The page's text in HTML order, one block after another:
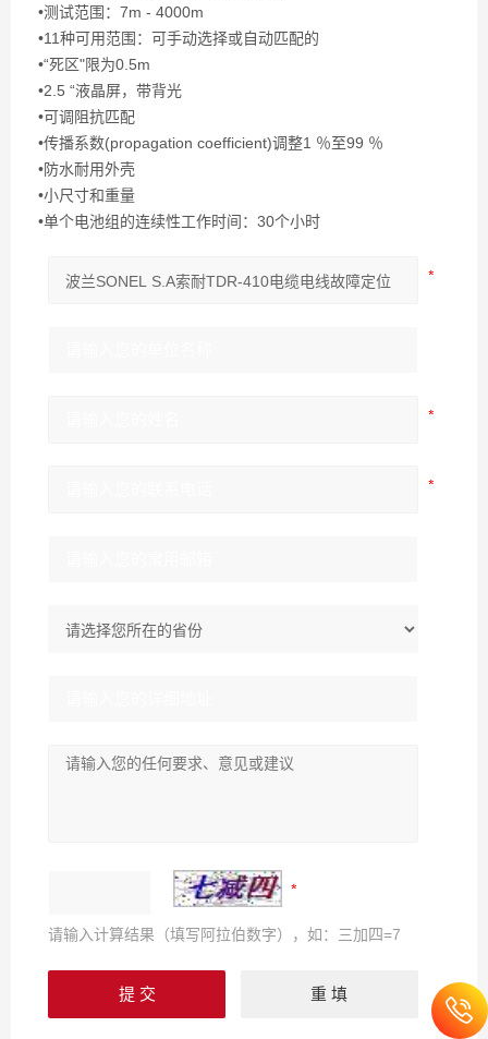
•测试范围：7m - 4000m
•11种可用范围：可手动选择或自动匹配的
•“死区"限为0.5m
•2.5 “液晶屏，带背光
•可调阻抗匹配
•传播系数(propagation coefficient)调整1 ％至99 ％
•防水耐用外壳
•小尺寸和重量
•单个电池组的连续性工作时间：30个小时
请输入计算结果（填写阿拉伯数字），如：三加四=7